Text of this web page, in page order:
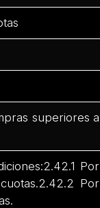
superiores a
Por
Por